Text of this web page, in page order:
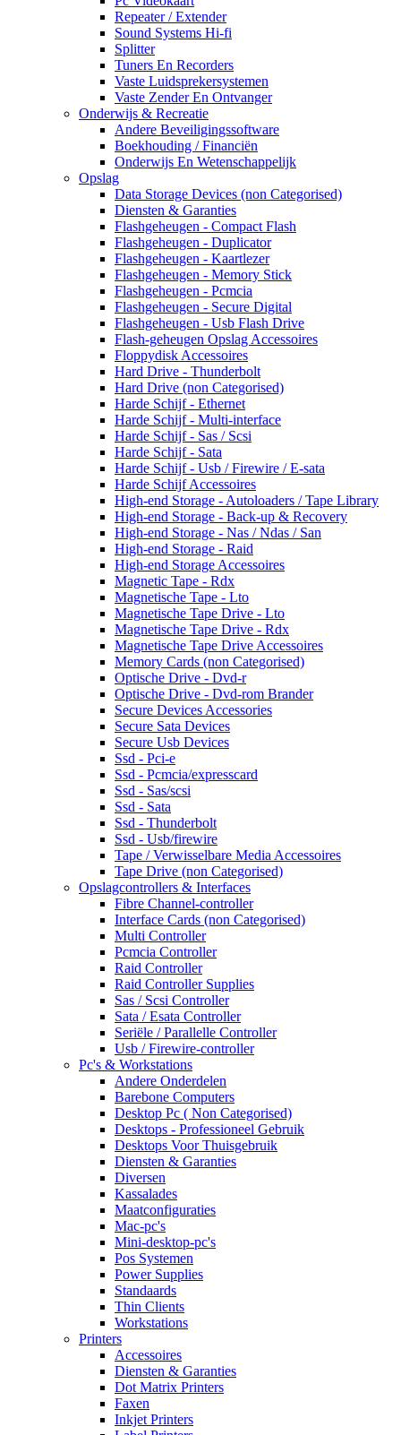
Repeater / Extender
Sound Systems Hi-fi
Splitter
Tuners En Recorders
Vaste Luidsprekersystemen
Vaste Zender En Ontvanger
Onderwijs & Recreatie
Andere Beveiligingssoftware
Boekhouding / Financiën
Onderwijs En Wetenschappelijk
Opslag
Data Storage Devices (non Categorised)
Diensten & Garanties
Flashgeheugen - Compact Flash
Flashgeheugen - Duplicator
Flashgeheugen - Kaartlezer
Flashgeheugen - Memory Stick
Flashgeheugen - Pcmcia
Flashgeheugen - Secure Digital
Flashgeheugen - Usb Flash Drive
Flash-geheugen Opslag Accessoires
Floppydisk Accessoires
Hard Drive - Thunderbolt
Hard Drive (non Categorised)
Harde Schijf - Ethernet
Harde Schijf - Multi-interface
Harde Schijf - Sas / Scsi
Harde Schijf - Sata
Harde Schijf - Usb / Firewire / E-sata
Harde Schijf Accessoires
High-end Storage - Autoloaders / Tape Library
High-end Storage - Back-up & Recovery
High-end Storage - Nas / Ndas / San
High-end Storage - Raid
High-end Storage Accessoires
Magnetic Tape - Rdx
Magnetische Tape - Lto
Magnetische Tape Drive - Lto
Magnetische Tape Drive - Rdx
Magnetische Tape Drive Accessoires
Memory Cards (non Categorised)
Optische Drive - Dvd-r
Optische Drive - Dvd-rom Brander
Secure Devices Accessories
Secure Sata Devices
Secure Usb Devices
Ssd - Pci-e
Ssd - Pcmcia/expresscard
Ssd - Sas/scsi
Ssd - Sata
Ssd - Thunderbolt
Ssd - Usb/firewire
Tape / Verwisselbare Media Accessoires
Tape Drive (non Categorised)
Opslagcontrollers & Interfaces
Fibre Channel-controller
Interface Cards (non Categorised)
Multi Controller
Pcmcia Controller
Raid Controller
Raid Controller Supplies
Sas / Scsi Controller
Sata / Esata Controller
Seriële / Parallelle Controller
Usb / Firewire-controller
Pc's & Workstations
Andere Onderdelen
Barebone Computers
Desktop Pc ( Non Categorised)
Desktops - Professioneel Gebruik
Desktops Voor Thuisgebruik
Diensten & Garanties
Diversen
Kassalades
Maatconfiguraties
Mac-pc's
Mini-desktop-pc's
Pos Systemen
Power Supplies
Standaards
Thin Clients
Workstations
Printers
Accessoires
Diensten & Garanties
Dot Matrix Printers
Faxen
Inkjet Printers